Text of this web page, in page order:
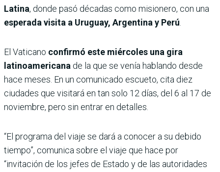
Latina, donde pasó décadas como misionero, con una
esperada visita a Uruguay, Argentina y Perú.
El Vaticano confirmó este miércoles una gira
latinoamericana de la que se venía hablando desde
hace meses. En un comunicado escueto, cita diez
ciudades que visitará en tan solo 12 días, del 6 al 17 de
noviembre, pero sin entrar en detalles.
“El programa del viaje se dará a conocer a su debido
tiempo”, comunica sobre el viaje que hace por
“invitación de los jefes de Estado y de las autoridades